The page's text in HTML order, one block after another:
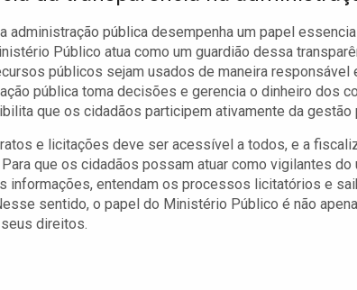
administração pública desempenha um papel
Público atua como um guardião dessa
públicos sejam usados de maneira
pública toma decisões e gerencia o dinheiro dos
que os cidadãos participem ativamente da gestão
e licitações deve ser acessível a todos, e a
que os cidadãos possam atuar como vigilantes
informações, entendam os processos licitatórios e
sentido, o papel do Ministério Público é não
direitos.